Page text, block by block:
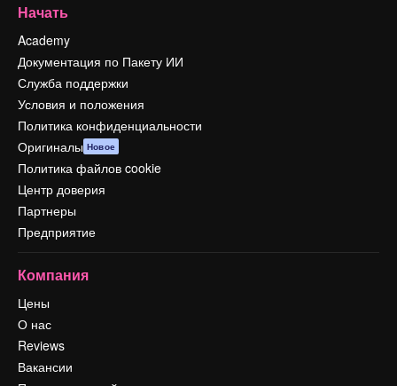
Начать
Academy
Документация по Пакету ИИ
Служба поддержки
Условия и положения
Политика конфиденциальности
Оригиналы Новое
Политика файлов cookie
Центр доверия
Партнеры
Предприятие
Компания
Цены
О нас
Reviews
Вакансии